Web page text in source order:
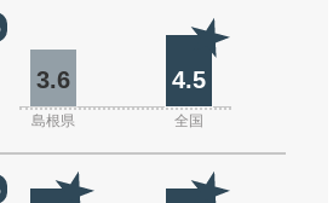
3.6 4.5
島根県 全国